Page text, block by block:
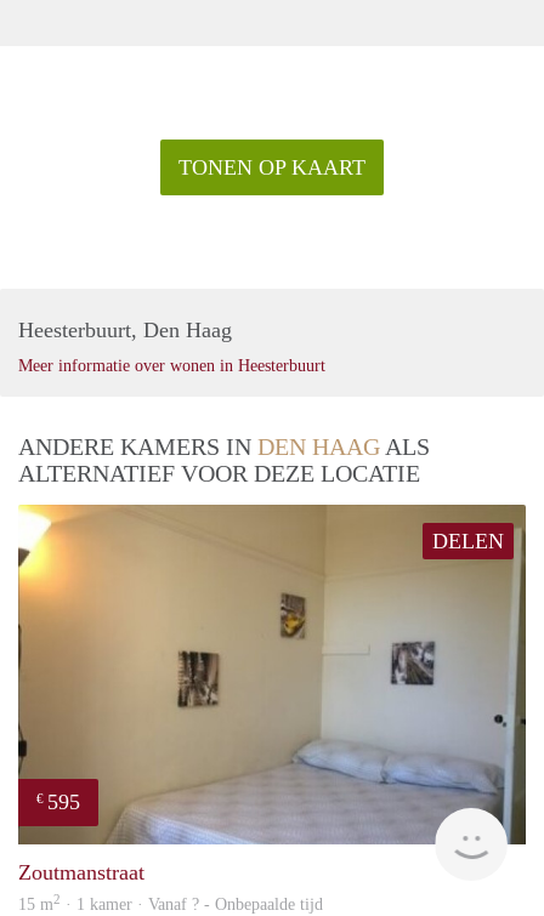
TONEN OP KAART
Heesterbuurt, Den Haag
Meer informatie over wonen in Heesterbuurt
ANDERE KAMERS IN DEN HAAG ALS
ALTERNATIEF VOOR DEZE LOCATIE
DELEN
€ 595
Zoutmanstraat
15 m2 · 1 kamer · Vanaf ? - Onbepaalde tijd